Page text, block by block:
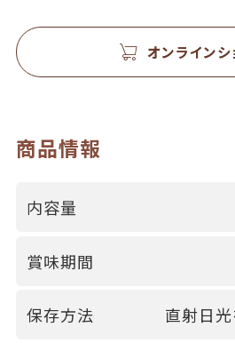
オンラインシ
商品情報
内容量
賞味期間
保存方法 直射日光